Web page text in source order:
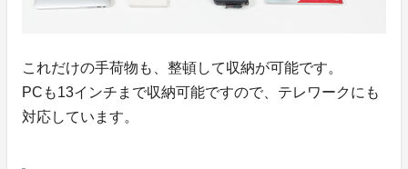
これだけの手荷物も、整頓して収納が可能です。
PCも13インチまで収納可能ですので、テレワークにも
対応しています。